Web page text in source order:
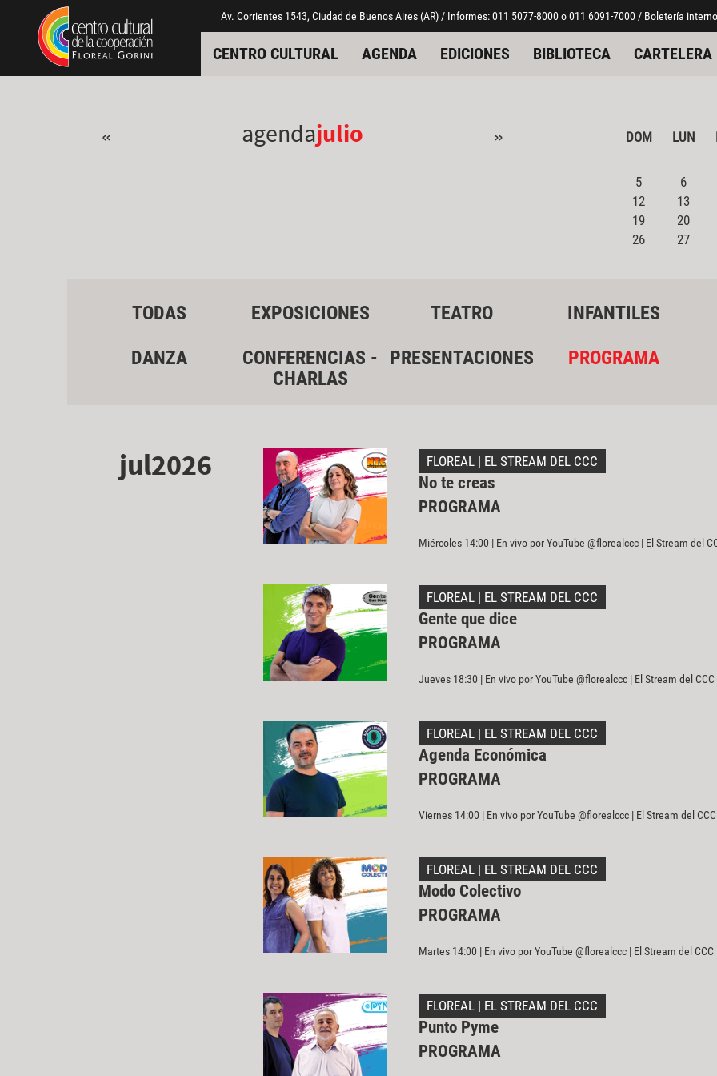
Pasar al contenido principal
Jump to main content Av. Corrientes 1543, Ciudad de Buenos Aires (AR) / Informes: 011 5077-8000 o 011 6091-7000 / Boletería
CENTRO CULTURAL AGENDA EDICIONES BIBLIOTECA CARTELERA
« agendajulio » DOM LUN
5
6
12
13
19
20
26
27
TODAS EXPOSICIONES TEATRO
INFANTILES
DANZA
CONFERENCIAS -
CHARLAS
PRESENTACIONES PROGRAMA
jul2026 FLOREAL | EL STREAM DEL CCC
No te creas
PROGRAMA
Miércoles 14:00 | En vivo por YouTube @florealccc | El Stream del
FLOREAL | EL STREAM DEL CCC
Gente que dice
PROGRAMA
Jueves 18:30 | En vivo por YouTube @florealccc | El Stream del CCC
FLOREAL | EL STREAM DEL CCC
Agenda Económica
PROGRAMA
Viernes 14:00 | En vivo por YouTube @florealccc | El Stream del CCC
FLOREAL | EL STREAM DEL CCC
Modo Colectivo
PROGRAMA
Martes 14:00 | En vivo por YouTube @florealccc | El Stream del CCC
FLOREAL | EL STREAM DEL CCC
Punto Pyme
PROGRAMA